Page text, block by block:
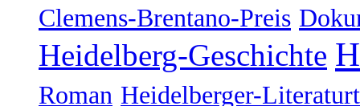
Clemens-Brentano-Preis
Heidelberg-Geschichte
Roman Heidelberger-